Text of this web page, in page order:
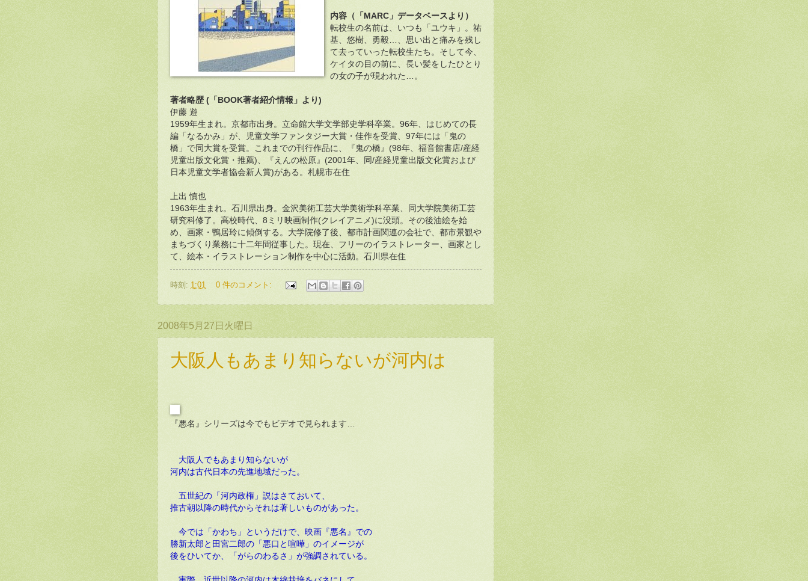
内容（「MARC」データベースより）
転校生の名前は、いつも「ユウキ」。祐
基、悠樹、勇毅…、思い出と痛みを残し
て去っていった転校生たち。そして今、
ケイタの目の前に、長い髪をしたひとり
の女の子が現われた…。
著者略歴 (「BOOK著者紹介情報」より)
伊藤 遊
1959年生まれ。京都市出身。立命館大学文学部史学科卒業。96年、はじめての長
編「なるかみ」が、児童文学ファンタジー大賞・佳作を受賞、97年には「鬼の
橋」で同大賞を受賞。これまでの刊行作品に、『鬼の橋』(98年、福音館書店/産経
児童出版文化賞・推薦)、『えんの松原』(2001年、同/産経児童出版文化賞および
日本児童文学者協会新人賞)がある。札幌市在住
上出 慎也
1963年生まれ。石川県出身。金沢美術工芸大学美術学科卒業、同大学院美術工芸
研究科修了。高校時代、8ミリ映画制作(クレイアニメ)に没頭。その後油絵を始
め、画家・鴨居玲に傾倒する。大学院修了後、都市計画関連の会社で、都市景観や
まちづくり業務に十二年間従事した。現在、フリーのイラストレーター、画家とし
て、絵本・イラストレーション制作を中心に活動。石川県在住
時刻: 1:01 0 件のコメント:
2008年5月27日火曜日
大阪人もあまり知らないが河内は
『悪名』シリーズは今でもビデオで見られます…
大阪人でもあまり知らないが
河内は古代日本の先進地域だった。
五世紀の「河内政権」説はさておいて、
推古朝以降の時代からそれは著しいものがあった。
今では「かわち」というだけで、映画『悪名』での
勝新太郎と田宮二郎の「悪口と喧嘩」のイメージが
後をひいてか、「がらのわるさ」が強調されている。